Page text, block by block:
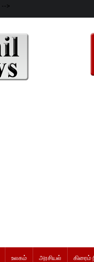
-->
உலகம் அரசியல் கிரைம்